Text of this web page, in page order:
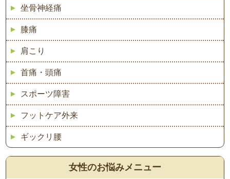
坐骨神経痛
膝痛
肩こり
首痛・頭痛
スポーツ障害
フットケア外来
ギックリ腰
女性のお悩みメニュー